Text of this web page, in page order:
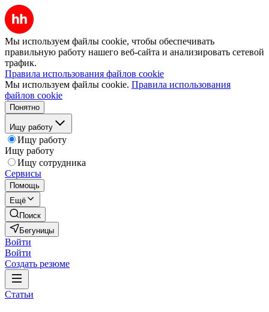
Мы используем файлы cookie, чтобы обеспечивать
правильную работу нашего веб-сайта и анализировать сетевой
трафик.
Правила использования файлов cookie
Мы используем файлы cookie. Правила использования
файлов cookie
Понятно
Ищу работу
Ищу работу
Ищу работу
Ищу сотрудника
Сервисы
Помощь
Ещё
Поиск
Бегуницы
Войти
Войти
Создать резюме
Статьи